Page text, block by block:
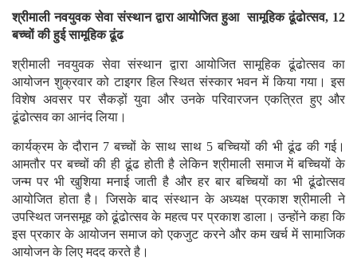
श्रीमाली नवयुवक सेवा संस्थान द्वारा आयोजित हुआ सामूहिक ढूंढोत्सव, 12
बच्चों की हुई सामूहिक ढूंढ
श्रीमाली नवयुवक सेवा संस्थान द्वारा आयोजित सामूहिक ढूंढोत्सव का
आयोजन शुक्रवार को टाइगर हिल स्थित संस्कार भवन में किया गया। इस
विशेष अवसर पर सैकड़ों युवा और उनके परिवारजन एकत्रित हुए और
ढूंढोत्सव का आनंद लिया।
कार्यक्रम के दौरान 7 बच्चों के साथ साथ 5 बच्चियों की भी ढूंढ की गई।
आमतौर पर बच्चों की ही ढूंढ होती है लेकिन श्रीमाली समाज में बच्चियों के
जन्म पर भी खुशिया मनाई जाती है और हर बार बच्चियों का भी ढूंढोत्सव
आयोजित होता है। जिसके बाद संस्थान के अध्यक्ष प्रकाश श्रीमाली ने
उपस्थित जनसमूह को ढूंढोत्सव के महत्व पर प्रकाश डाला। उन्होंने कहा कि
इस प्रकार के आयोजन समाज को एकजुट करने और कम खर्च में सामाजिक
आयोजन के लिए मदद करते है।